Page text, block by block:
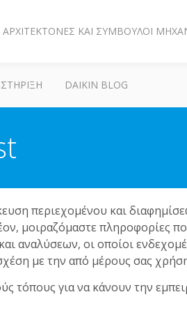
ΑΡΧΙΤΈΚΤΟΝΕΣ ΚΑΙ ΣΎΜΒΟΥΛΟΙ
DAIKIN BLOG
περιεχομένου και
μοιραζόμαστε πληροφορίες
αναλύσεων, οι οποίοι
με την από μέρους σας
τόπους για να κάνουν την